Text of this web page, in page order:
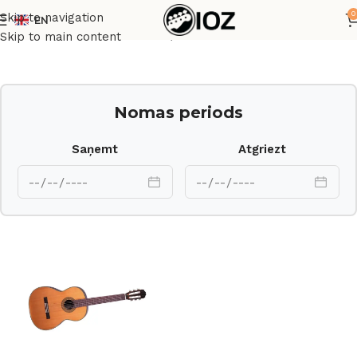
Skip to navigation
Skip to main content
EN
0
Sākums Ģitāras Akustiskās Ģitāras
Nomas periods
Saņemt Atgriezt